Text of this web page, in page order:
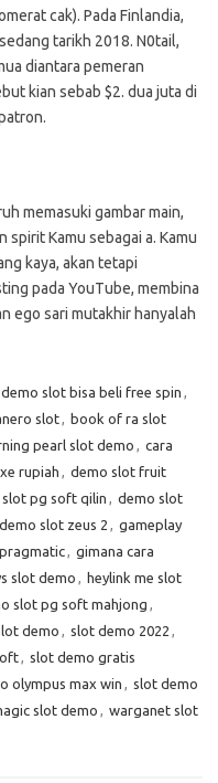
cak). Pada Finlandia,
tarikh 2018. N0tail,
diantara pemeran
kian sebab $2. dua juta di
memasuki gambar main,
Kamu sebagai a. Kamu
kaya, akan tetapi
pada YouTube, membina
ego sari mutakhir hanyalah
slot bisa beli free spin ,
slot, book of ra slot
pearl slot demo , cara
rupiah , demo slot fruit
pg soft qilin , demo slot
demo slot zeus 2 , gameplay
, gimana cara
slot demo , heylink me slot
slot pg soft mahjong ,
demo , slot demo 2022 ,
, slot demo gratis
olympus max win , slot demo
slot demo , warganet slot